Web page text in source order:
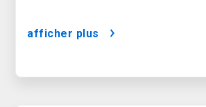
afficher plus